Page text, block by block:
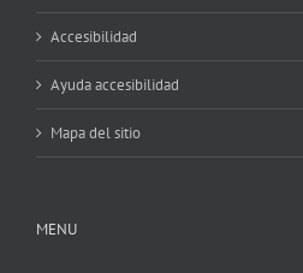
Accesibilidad
Ayuda accesibilidad
Mapa del sitio
MENU